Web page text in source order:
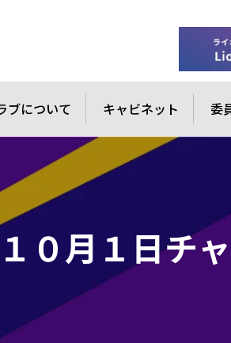
ブについて キャビネット 委
０月１日チ